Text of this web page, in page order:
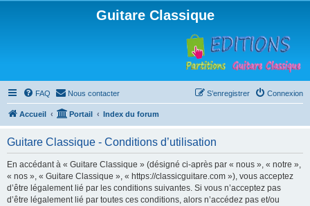
Guitare Classique
FAQ Nous contacter Connexion
S’enregistrer
Accueil Portail Index du forum
Guitare Classique - Conditions d’utilisation
En accédant à « Guitare Classique » (désigné ci-après par « nous », « notre »,
« nos », « Guitare Classique », « https://classicguitare.com »), vous acceptez
d’être légalement lié par les conditions suivantes. Si vous n’acceptez pas
d’être légalement lié par toutes ces conditions, alors n’accédez pas et/ou